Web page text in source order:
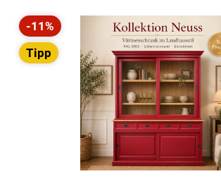
Rabatt
-11%
Tipp